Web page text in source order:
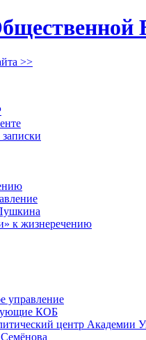
>>
к жизнеречению
управление
КОБ
центр Академии